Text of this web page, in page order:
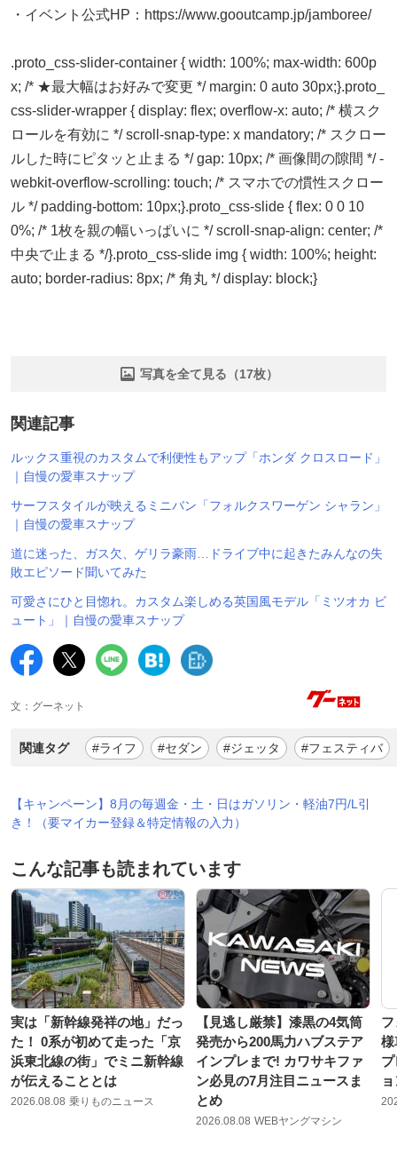
・イベント公式HP：https://www.gooutcamp.jp/jamboree/
.proto_css-slider-container { width: 100%; max-width: 600p
x; /* ★最大幅はお好みで変更 */ margin: 0 auto 30px;}.proto_
css-slider-wrapper { display: flex; overflow-x: auto; /* 横スク
ロールを有効に */ scroll-snap-type: x mandatory; /* スクロー
ルした時にピタッと止まる */ gap: 10px; /* 画像間の隙間 */ -
webkit-overflow-scrolling: touch; /* スマホでの慣性スクロー
ル */ padding-bottom: 10px;}.proto_css-slide { flex: 0 0 10
0%; /* 1枚を親の幅いっぱいに */ scroll-snap-align: center; /*
中央で止まる */}.proto_css-slide img { width: 100%; height:
auto; border-radius: 8px; /* 角丸 */ display: block;}
写真を全て見る（17枚）
関連記事
ルックス重視のカスタムで利便性もアップ「ホンダ クロスロード」
｜自慢の愛車スナップ
サーフスタイルが映えるミニバン「フォルクスワーゲン シャラン」
｜自慢の愛車スナップ
道に迷った、ガス欠、ゲリラ豪雨…ドライブ中に起きたみんなの失
敗エピソード聞いてみた
可愛さにひと目惚れ。カスタム楽しめる英国風モデル「ミツオカ ビ
ュート」｜自慢の愛車スナップ
文：グーネット
関連タグ #ライフ #セダン #ジェッタ #フェスティバ
【キャンペーン】8月の毎週金・土・日はガソリン・軽油7円/L引
き！（要マイカー登録＆特定情報の入力）
こんな記事も読まれています
実は「新幹線発祥の地」だっ
た！ 0系が初めて走った「京
浜東北線の街」でミニ新幹線
が伝えることとは
2026.08.08 乗りものニュース
【見逃し厳禁】漆黒の4気筒
発売から200馬力ハブステア
インプレまで! カワサキファ
ン必見の7月注目ニュースま
とめ
2026.08.08 WEBヤングマシン
様